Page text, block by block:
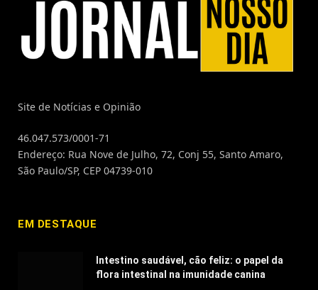
Site de Notícias e Opinião
46.047.573/0001-71
Endereço: Rua Nove de Julho, 72, Conj 55, Santo Amaro,
São Paulo/SP, CEP 04739-010
EM DESTAQUE
Intestino saudável, cão feliz: o papel da
flora intestinal na imunidade canina